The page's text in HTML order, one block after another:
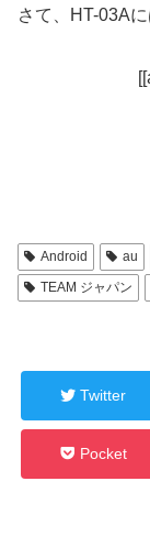
さて、HT-03A
Android au
TEAM ジャパン
Twitter
Pocket